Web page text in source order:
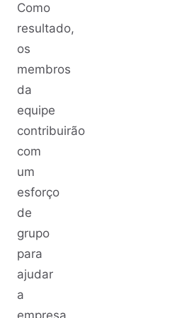
Como
resultado,
os
membros
da
equipe
contribuirão
com
um
esforço
de
grupo
para
ajudar
a